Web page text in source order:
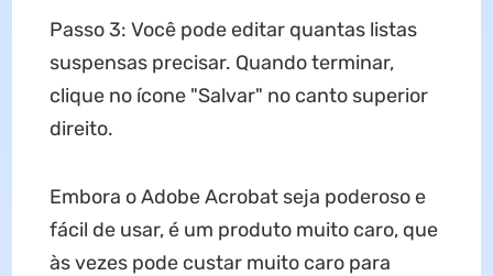
Passo 3: Você pode editar quantas listas
suspensas precisar. Quando terminar,
clique no ícone "Salvar" no canto superior
direito.
Embora o Adobe Acrobat seja poderoso e
fácil de usar, é um produto muito caro, que
às vezes pode custar muito caro para